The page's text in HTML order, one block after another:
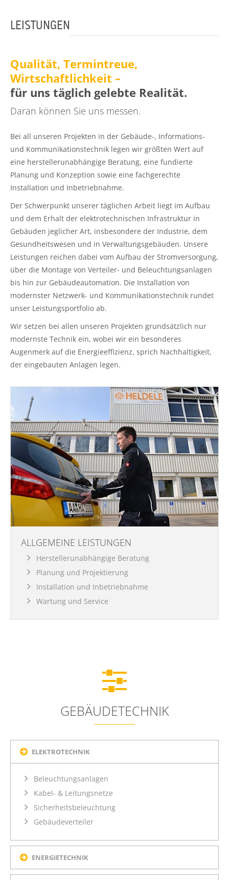
LEISTUNGEN
Qualität, Termintreue,
Wirtschaftlichkeit –
für uns täglich gelebte Realität.
Daran können Sie uns messen.
Bei all unseren Projekten in der Gebäude-, Informations-
und Kommunikationstechnik legen wir größten Wert auf
eine herstellerunabhängige Beratung, eine fundierte
Planung und Konzeption sowie eine fachgerechte
Installation und Inbetriebnahme.
Der Schwerpunkt unserer täglichen Arbeit liegt im Aufbau
und dem Erhalt der elektrotechnischen Infrastruktur in
Gebäuden jeglicher Art, insbesondere der Industrie, dem
Gesundheitswesen und in Verwaltungsgebäuden. Unsere
Leistungen reichen dabei vom Aufbau der Stromversorgung,
über die Montage von Verteiler- und Beleuchtungsanlagen
bis hin zur Gebäudeautomation. Die Installation von
modernster Netzwerk- und Kommunikationstechnik rundet
unser Leistungsportfolio ab.
Wir setzen bei allen unseren Projekten grundsätzlich nur
modernste Technik ein, wobei wir ein besonderes
Augenmerk auf die Energieeffizienz, sprich Nachhaltigkeit,
der eingebauten Anlagen legen.
ALLGEMEINE LEISTUNGEN
Herstellerunabhängige Beratung
Planung und Projektierung
Installation und Inbetriebnahme
Wartung und Service
GEBÄUDETECHNIK
ELEKTROTECHNIK
Beleuchtungsanlagen
Kabel- & Leitungsnetze
Sicherheitsbeleuchtung
Gebäudeverteiler
ENERGIETECHNIK